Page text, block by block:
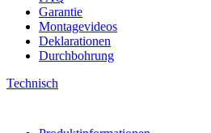
Garantie
Montagevideos
Deklarationen
Durchbohrung
Technisch